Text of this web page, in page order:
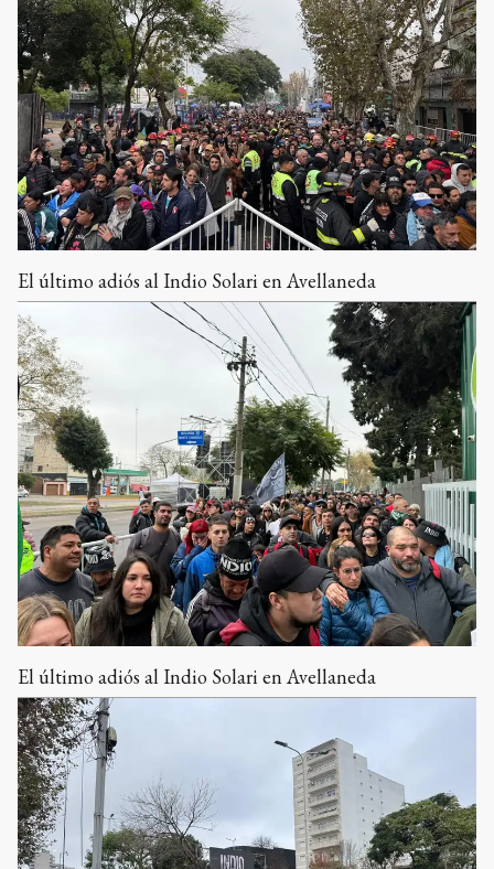
El último adiós al Indio Solari en Avellaneda
El último adiós al Indio Solari en Avellaneda